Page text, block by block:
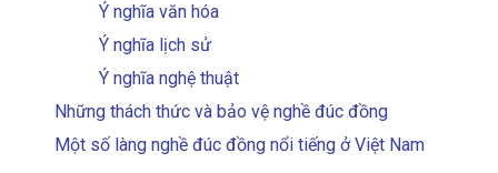
Ý nghĩa văn hóa
Ý nghĩa lịch sử
Ý nghĩa nghệ thuật
Những thách thức và bảo vệ nghề đúc đồng
Một số làng nghề đúc đồng nổi tiếng ở Việt Nam